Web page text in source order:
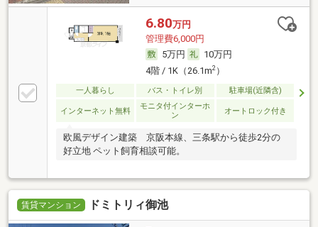
6.80万円
管理費6,000円
5万円
10万円
4階 / 1K（26.1m2）
一人暮らし バス・トイレ別 駐車場(近隣含)
インターネット無料
モニタ付インターホ
ン
オートロック付き
欧風デザイン建築 京阪本線、三条駅から徒歩2分の
好立地 ペット飼育相談可能。
賃貸マンション ドミトリィ御池